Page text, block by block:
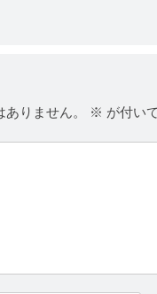
りません。 ※ が付い